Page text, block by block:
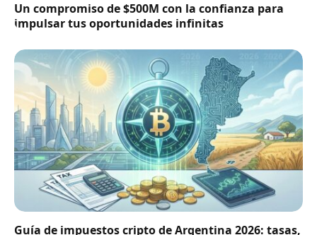
Un compromiso de $500M con la confianza para
impulsar tus oportunidades infinitas
Guía de impuestos cripto de Argentina 2026: tasas,